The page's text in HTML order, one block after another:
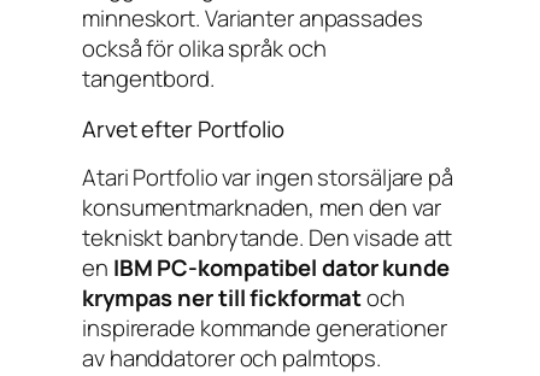
minneskort. Varianter anpassades
också för olika språk och
tangentbord.
Arvet efter Portfolio
Atari Portfolio var ingen storsäljare på
konsumentmarknaden, men den var
tekniskt banbrytande. Den visade att
en IBM PC-kompatibel dator kunde
krympas ner till fickformatoch
inspirerade kommande generationer
av handdatorer och palmtops.